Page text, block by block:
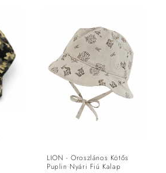
LION - Oroszlános Kötős
Puplin Nyári Fiú Kalap